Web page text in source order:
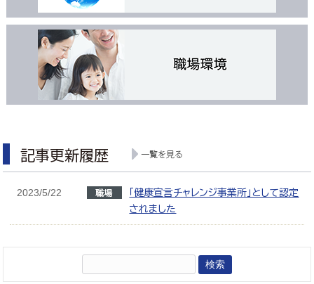
記事更新履歴
2023/5/22
「健康宣言チャレンジ事業所」として認定
されました
索: